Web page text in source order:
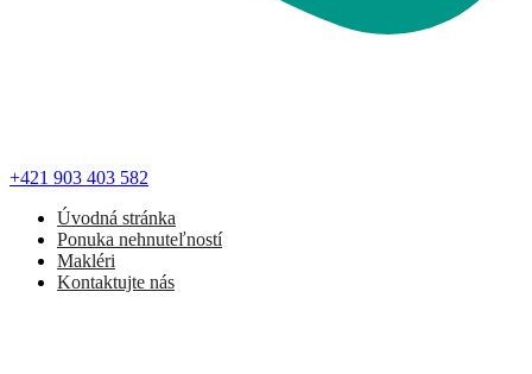
+421 903 403 582
Úvodná stránka
Ponuka nehnuteľností
Makléri
Kontaktujte nás